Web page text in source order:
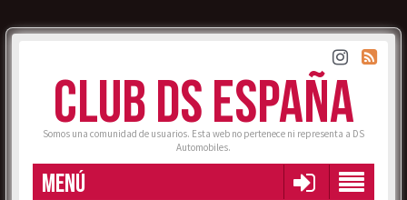
CLUB DS ESPAÑA
Somos una comunidad de usuarios. Esta web no pertenece ni representa a DS
Automobiles.
MENÚ